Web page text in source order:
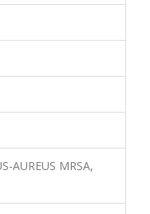
AUREUS MRSA,